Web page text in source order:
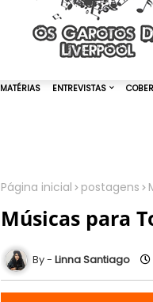
Página inicial postagens
Músicas para
Linna Santiago